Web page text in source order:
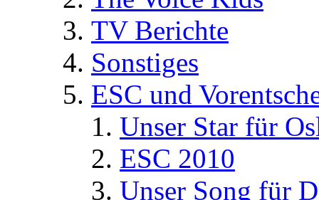
TV Berichte
Sonstiges
ESC und
Unser Star für
ESC 2010
Unser Song für